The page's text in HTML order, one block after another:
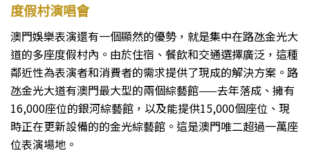
度假村演唱會
澳門娛樂表演還有一個顯然的優勢，就是集中在路氹金光大
道的多座度假村內。由於住宿、餐飲和交通選擇廣泛，這種
鄰近性為表演者和消費者的需求提供了現成的解決方案。路
氹金光大道有澳門最大型的兩個綜藝館——去年落成、擁有
16,000座位的銀河綜藝館，以及能提供15,000個座位、現
時正在更新設備的的金光綜藝館。這是澳門唯二超過一萬座
位表演場地。